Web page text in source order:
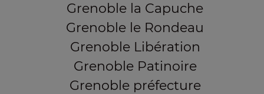
Grenoble la Capuche
Grenoble le Rondeau
Grenoble Libération
Grenoble Patinoire
Grenoble préfecture